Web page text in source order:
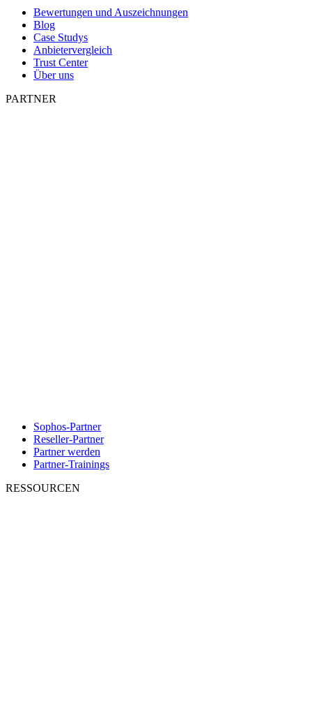
Bewertungen und Auszeichnungen
Blog
Case Studys
Anbietervergleich
Trust Center
Über uns
PARTNER
Sophos-Partner
Reseller-Partner
Partner werden
Partner-Trainings
RESSOURCEN